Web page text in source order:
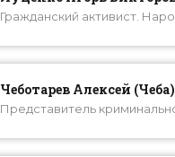
Гражданский активист.
Чеботарев Алексей (Чеба)
Представитель